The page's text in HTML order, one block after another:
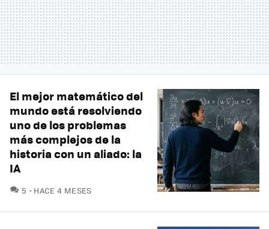
El mejor matemático del
mundo está resolviendo
uno de los problemas
más complejos de la
historia con un aliado: la
IA
5 COMENTARIOS
HACE 4 MESES